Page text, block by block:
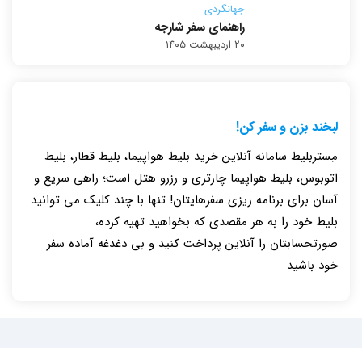
جهانگردی
راهنمای سفر شارجه
۲۰ اردیبهشت ۱۴۰۵
لبخند بزن و سفر کن!
مِستربلیط سامانه آنلاین خرید بلیط هواپیما، بلیط قطار، بلیط
اتوبوس، بلیط هواپیما چارتری و رزرو هتل است؛ راهی سریع و
آسان برای برنامه ریزی سفرهایتان! تنها با چند کلیک می توانید
بلیط خود را به هر مقصدی که بخواهید تهیه کرده،
صورتحسابتان را آنلاین پرداخت کنید و بی دغدغه آماده سفر
خود باشید